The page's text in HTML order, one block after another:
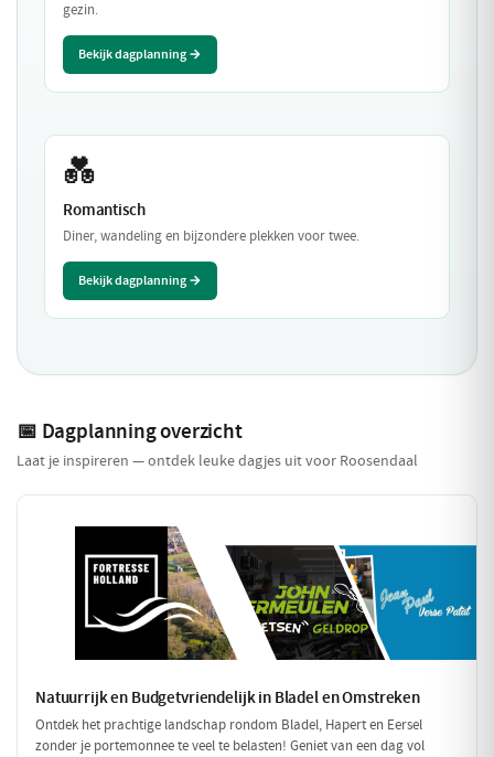
gezin.
Bekijk dagplanning →
💑
Romantisch
Diner, wandeling en bijzondere plekken voor twee.
Bekijk dagplanning →
📅 Dagplanning overzicht
Laat je inspireren — ontdek leuke dagjes uit voor Roosendaal
Natuurrijk en Budgetvriendelijk in Bladel en Omstreken
Ontdek het prachtige landschap rondom Bladel, Hapert en Eersel
zonder je portemonnee te veel te belasten! Geniet van een dag vol